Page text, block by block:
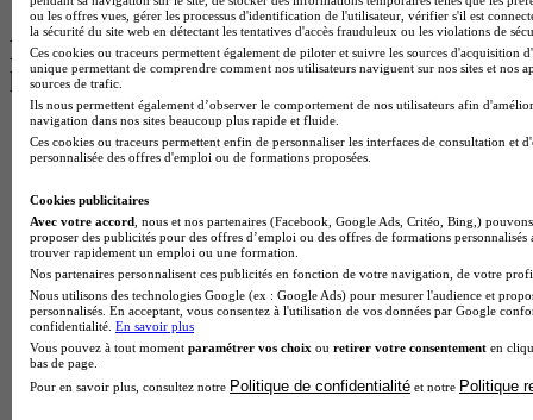
Les intitulés de diplôme par alternance
les plus recherchés
BTS Esf en alternance
BTS Dietetique en alternance
BTS Pi en alternance
BTS Sp3s en alternance
Master CCA en alternance
BTS Ndrc en alternance
BTS Sam en alternance
Cap Fleuriste en alternance
BTS Sio en alternance
MSc Marketing Digital en alternance
BTS Gpme en alternance
Cap Electricien en alternance
ou les offres vues, gérer les processus d'identification de l'utilisateur, vérifier s'il est
la sécurité du site web en détectant les tentatives d'accès frauduleux ou les violations de
Ces cookies ou traceurs permettent également de piloter et suivre les sources d'acquisition
unique permettant de comprendre comment nos utilisateurs naviguent sur nos sites et nos
sources de trafic.
Ils nous permettent également d’observer le comportement de nos utilisateurs afin
navigation dans nos sites beaucoup plus rapide et fluide.
Ces cookies ou traceurs permettent enfin de personnaliser les interfaces de consultation et
personnalisée des offres d'emploi ou de formations proposées.
Cookies publicitaires
Avec votre accord , nous et nos partenaires (Facebook, Google Ads, Critéo, Bing,)
proposer des publicités pour des offres d’emploi ou des offres de formations
trouver rapidement un emploi ou une formation.
Nos partenaires personnalisent ces publicités en fonction de votre navigation, de votre
Nous utilisons des technologies Google (ex : Google Ads) pour mesurer l'audience et
personnalisés. En acceptant, vous consentez à l'utilisation de vos données par Google
confidentialité. En savoir plus
Vous pouvez à tout moment paramétrer vos choix ou retirer votre consentement en
bas de page.
Pour en savoir plus, consultez notre Politique de confidentialité et notre Politique